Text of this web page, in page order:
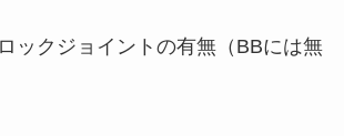
ックジョイントの有無（BBには無